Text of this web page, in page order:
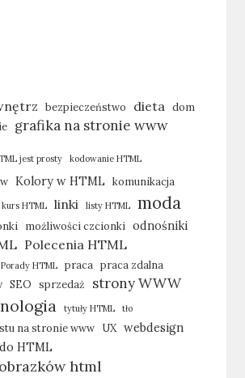
bezpieczeństwo dieta dom
grafika na stronie www
jest prosty kodowanie HTML
Kolory w HTML komunikacja
kurs HTML linki listy HTML moda
możliwości czcionki odnośniki
Polecenia HTML
Porady HTML praca praca zdalna
SEO sprzedaż strony WWW
tytuły HTML tło
na stronie www UX webdesign
HTML
html